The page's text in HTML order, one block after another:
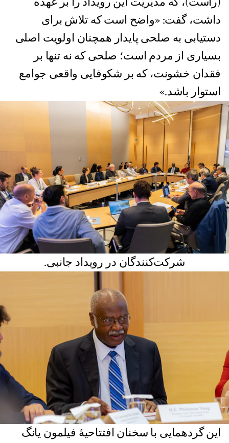
داشت، گفت: «واضح است که تلاش برای
دستیابی به صلحی پایدار همچنان اولویت اصلی
بسیاری از مردم است؛ صلحی که نه تنها بر
فقدان خشونت، که بر شکوفایی واقعی جوامع
استوار باشد.»
شرکت‌کنندگان در رویداد جانبی.
این گردهمایی با سخنان افتتاحیهٔ فیلمون یانگ